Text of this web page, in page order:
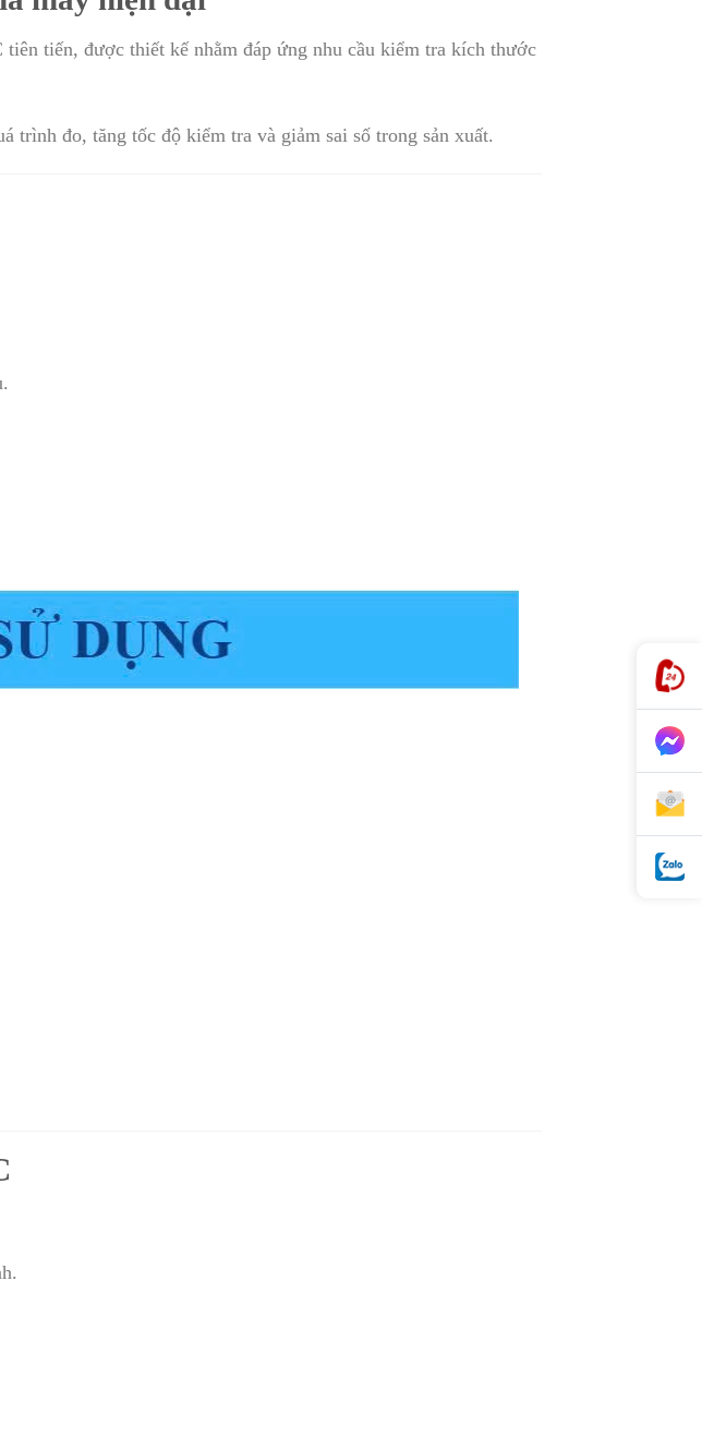
tiến, được thiết kế nhằm đáp ứng nhu cầu kiểm tra kích thước
đo, tăng tốc độ kiểm tra và giảm sai số trong sản xuất.